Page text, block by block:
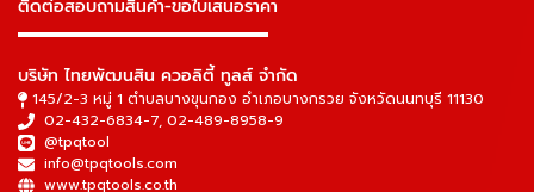
ติดต่อสอบถามสินค้า-ขอใบเสนอราคา
▬▬▬▬▬▬▬▬▬▬▬▬▬▬▬
บริษัท ไทยพัฒนสิน ควอลิตี้ ทูลส์ จำกัด
145/2-3 หมู่ 1 ตำบลบางขุนกอง อำเภอบางกรวย จังหวัดนนทบุรี 11130
02-432-6834-7, 02-489-8958-9
@tpqtool
info@tpqtools.com
www.tpqtools.co.th